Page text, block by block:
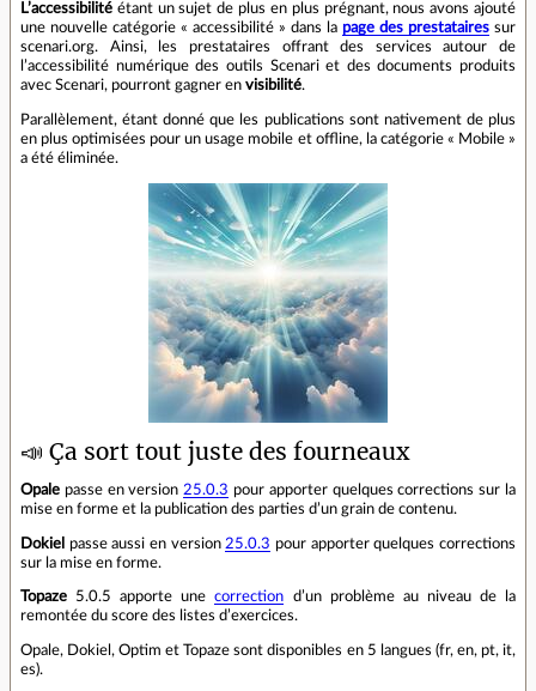
L’accessibilité étant un sujet de plus en plus prégnant, nous avons ajouté
une nouvelle catégorie « accessibilité » dans la page des prestataires sur
scenari.org. Ainsi, les prestataires offrant des services autour de
l’accessibilité numérique des outils Scenari et des documents produits
avec Scenari, pourront gagner en visibilité.
Parallèlement, étant donné que les publications sont nativement de plus
en plus optimisées pour un usage mobile et offline, la catégorie « Mobile »
a été éliminée.
📣 Ça sort tout juste des fourneaux
Opale passe en version 25.0.3 pour apporter quelques corrections sur la
mise en forme et la publication des parties d’un grain de contenu.
Dokiel passe aussi en version 25.0.3 pour apporter quelques corrections
sur la mise en forme.
Topaze 5.0.5 apporte unecorrection d’un problème au niveau de la
remontée du score des listes d’exercices.
Opale, Dokiel, Optim et Topaze sont disponibles en 5 langues (fr, en, pt, it,
es).